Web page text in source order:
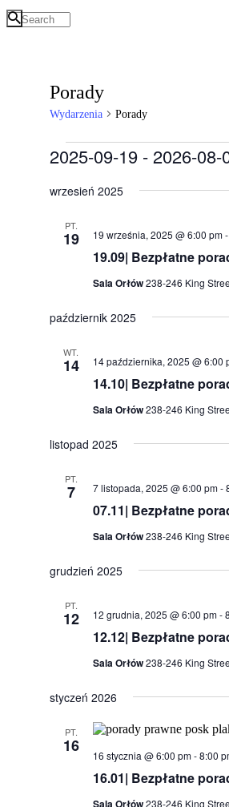
Porady
Wydarzenia Porady
Wydarzenia
2025-09-19 - 2026-08-
datę.
wrzesień 2025
PT.
19
19.09| Bezpłatne
19 września, 2025 @ 6:00 pm-
Sala Orłów238-246 King
październik 2025
WT.
14
14.10| Bezpłatne
14 października, 2025 @ 6:00
Sala Orłów238-246 King
listopad 2025
PT.
7
07.11| Bezpłatne
7 listopada, 2025 @ 6:00 pm-
Sala Orłów238-246 King
grudzień 2025
PT.
12
12.12| Bezpłatne
12 grudnia, 2025 @ 6:00 pm-
Sala Orłów238-246 King
styczeń 2026
PT.
16
16.01| Bezpłatne
16 stycznia @ 6:00 pm-8:00
Sala Orłów238-246 King